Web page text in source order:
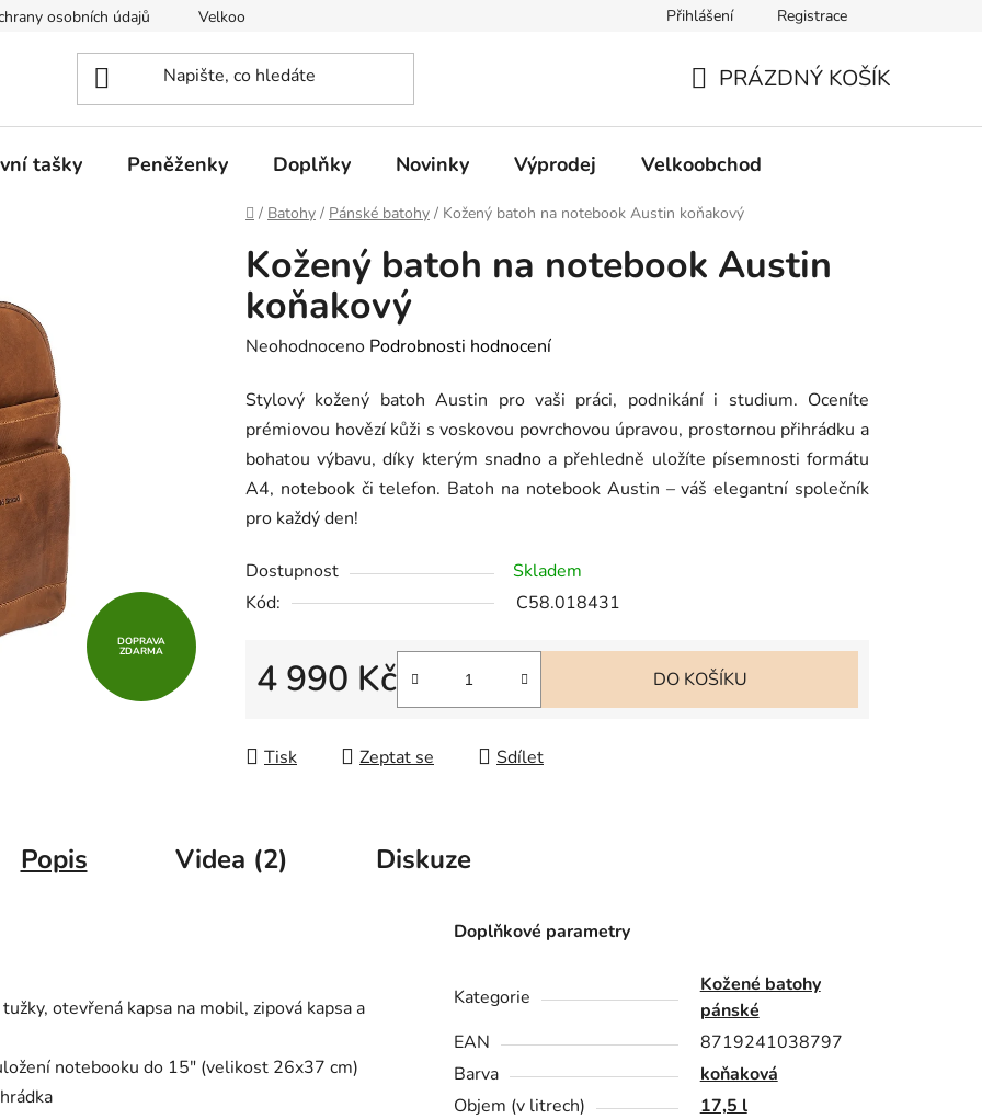
osobních údajů Velkoobchod Přihlášení Registrace
KOŠÍK
PRÁZDNÝ KOŠÍK
tašky Peněženky Doplňky Novinky Výprodej Velkoobchod
Domů
/ Batohy / Pánské batohy / Kožený batoh na notebook Austin koňakový
Kožený batoh na notebook Austin
koňakový
Průměrné
produktu
je
0,0
z
5
Neohodnoceno Podrobnosti hodnocení
Stylový kožený batoh Austin pro vaši práci, podnikání i studium. Oceníte
prémiovou hovězí kůži s voskovou povrchovou úpravou, prostornou přihrádku a
bohatou výbavu, díky kterým snadno a přehledně uložíte písemnosti formátu
A4, notebook či telefon. Batoh na notebook Austin – váš elegantní společník
pro každý den!
Dostupnost
Skladem
Kód:
C58.018431
4 990 Kč DO KOŠÍKU
Tisk Zeptat se Sdílet
DOPRAVA
ZDARMA
Popis Videa (2) Diskuze
otevřená kapsa na mobil, zipová kapsa a
notebooku do 15" (velikost 26x37 cm)
Doplňkové parametry
Kategorie
Kožené batohy
pánské
EAN
8719241038797
Barva
koňaková
Objem (v litrech)
17,5 l